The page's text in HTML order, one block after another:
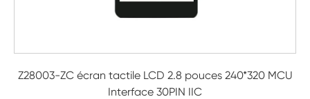
Z28003-ZC écran tactile LCD 2.8 pouces 240*320 MCU
Interface 30PIN IIC